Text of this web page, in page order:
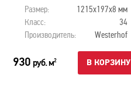
Размер:
1215х197х8 мм
Класс:
34
Производитель:
Westerhof
930 руб. м2 В КОРЗИНУ